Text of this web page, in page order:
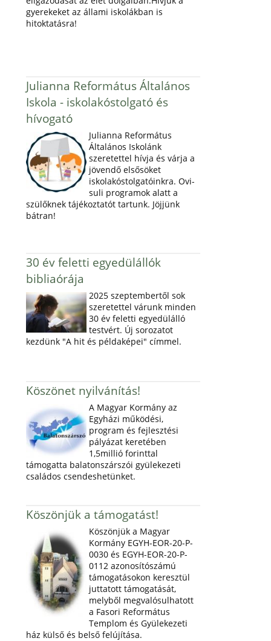
gyerekeket az állami iskolákban is
hitoktatásra!
Julianna Református Általános
Iskola - iskolakóstolgató és
hívogató
Julianna Református
Általános Iskolánk
szeretettel hívja és várja a
jövendő elsősöket
iskolakóstolgatóinkra. Ovi-
suli programok alatt a
szülőknek tájékoztatót tartunk. Jöjjünk
bátran!
30 év feletti egyedülállók
bibliaórája
2025 szeptembertől sok
szeretettel várunk minden
30 év feletti egyedülálló
testvért. Új sorozatot
kezdünk "A hit és példaképei" címmel.
Köszönet nyilvánítás!
A Magyar Kormány az
Egyházi működési,
program és fejlesztési
pályázat keretében
1,5millió forinttal
támogatta balatonszárszói gyülekezeti
családos csendeshetünket.
Köszönjük a támogatást!
Köszönjük a Magyar
Kormány EGYH-EOR-20-P-
0030 és EGYH-EOR-20-P-
0112 azonosítószámú
támogatásokon keresztül
juttatott támogatását,
melyből megvalósulhatott
a Fasori Református
Templom és Gyülekezeti
ház külső és belső felújítása.